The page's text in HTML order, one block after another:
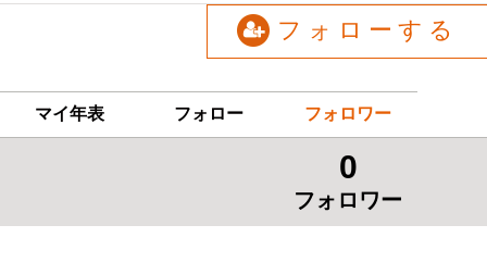
フォローする
マイ年表 フォロー フォロワー
0
フォロワー